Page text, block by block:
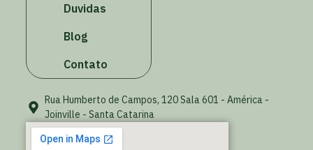
Duvidas
Blog
Contato
Rua Humberto de Campos, 120 Sala 601 - América -
Joinville - Santa Catarina